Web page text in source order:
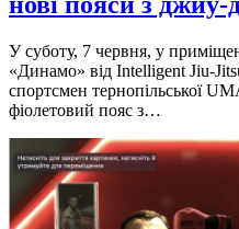
У суботу, 7 червня, у
«Динамо» від Intelligent Jiu-
спортсмен тернопільської
фіолетовий пояс з…